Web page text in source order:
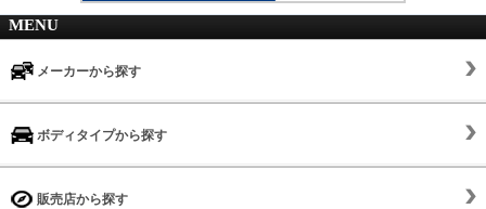
MENU
メーカーから探す
ボディタイプから探す
販売店から探す